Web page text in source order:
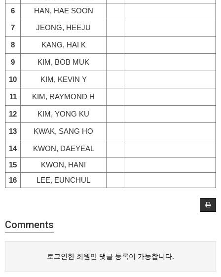
6
HAN, HAE SOON
7 JEONG, HEEJU
8 KANG, HAI K
9 KIM, BOB MUK
10 KIM, KEVIN Y
11 KIM, RAYMOND H
12 KIM, YONG KU
13 KWAK, SANG HO
14 KWON, DAEYEAL
15
KWON, HANI
16
LEE, EUNCHUL
Comments
로그인한 회원만 댓글 등록이 가능합니다.